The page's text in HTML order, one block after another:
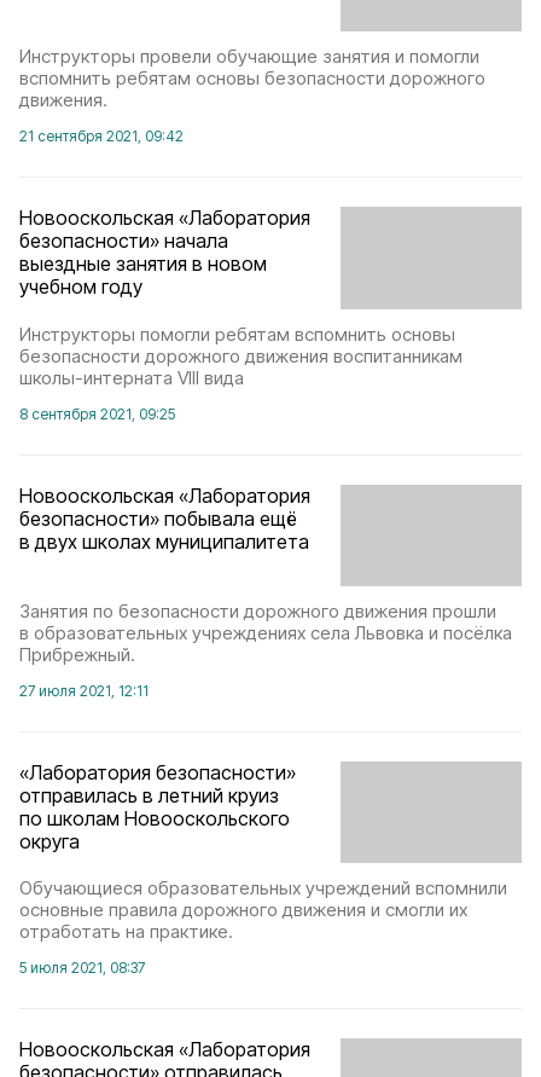
Инструкторы провели обучающие занятия и помогли
вспомнить ребятам основы безопасности дорожного
движения.
21 сентября 2021, 09:42
Новооскольская «Лаборатория
безопасности» начала
выездные занятия в новом
учебном году
Инструкторы помогли ребятам вспомнить основы
безопасности дорожного движения воспитанникам
школы-интерната VIII вида
8 сентября 2021, 09:25
Новооскольская «Лаборатория
безопасности» побывала ещё
в двух школах муниципалитета
Занятия по безопасности дорожного движения прошли
в образовательных учреждениях села Львовка и посёлка
Прибрежный.
27 июля 2021, 12:11
«Лаборатория безопасности»
отправилась в летний круиз
по школам Новооскольского
округа
Обучающиеся образовательных учреждений вспомнили
основные правила дорожного движения и смогли их
отработать на практике.
5 июля 2021, 08:37
Новооскольская «Лаборатория